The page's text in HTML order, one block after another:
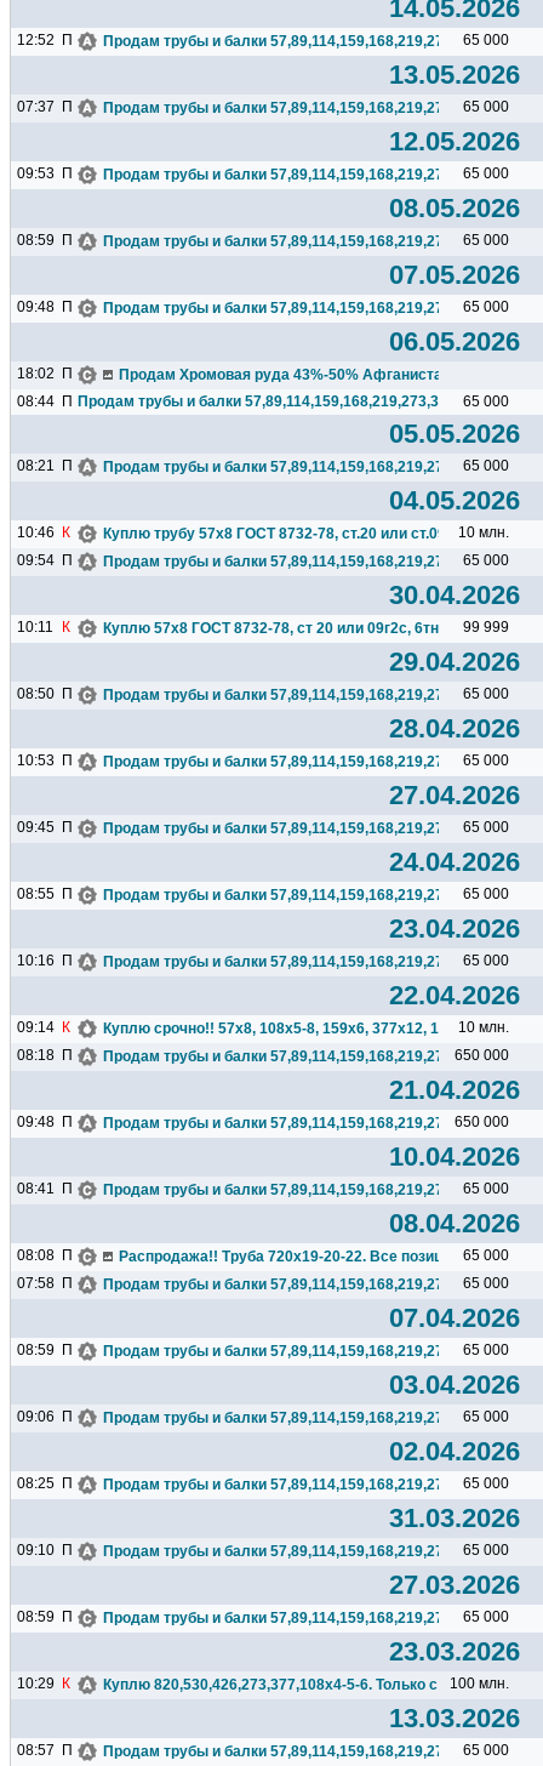
14.05.2026
12:52 П Продам трубы и балки 65 000
13.05.2026
07:37 П Продам трубы и балки 65 000
12.05.2026
09:53 П Продам трубы и балки 65 000
08.05.2026
08:59 П Продам трубы и балки 65 000
07.05.2026
09:48 П Продам трубы и балки 65 000
06.05.2026
18:02 П
Продам Хромовая руда 43%-50% Афганистан), 10 000 т/
08:44 П Продам трубы и балки 57,89,114,159,168,219,273,325,377,426...
65 000
05.05.2026
08:21 П Продам трубы и балки 65 000
04.05.2026
10:46 К Куплю трубу 57х8 ГОСТ 8732-78, ст.20 или ст.09г2с, 6тн...
10 млн.
09:54 П Продам трубы и балки 65 000
30.04.2026
10:11 К Куплю 57х8 ГОСТ 8732-78, ст 20 или 09г2с, 6тн. Поставка
99 999
29.04.2026
08:50 П Продам трубы и балки 65 000
28.04.2026
10:53 П Продам трубы и балки 65 000
27.04.2026
09:45 П Продам трубы и балки 65 000
24.04.2026
08:55 П Продам трубы и балки 65 000
23.04.2026
10:16 П Продам трубы и балки 65 000
22.04.2026
09:14 К Куплю срочно!! 57х8, 108х5-8, 159х6, 377х12, 1020х12 ...
10 млн.
08:18 П Продам трубы и балки 650 000
21.04.2026
09:48 П Продам трубы и балки 650 000
10.04.2026
08:41 П Продам трубы и балки 65 000
08.04.2026
08:08 П Распродажа!! Труба 720х19-20-22. Все позиции 65000 с
65 000
07:58 П Продам трубы и балки 65 000
07.04.2026
08:59 П Продам трубы и балки 65 000
03.04.2026
09:06 П Продам трубы и балки 65 000
02.04.2026
08:25 П Продам трубы и балки 65 000
31.03.2026
09:10 П Продам трубы и балки 65 000
27.03.2026
08:59 П Продам трубы и балки 65 000
23.03.2026
10:29 К Куплю 820,530,426,273,377,108х4-5-6. Только с НДС.100 млн.
13.03.2026
08:57 П Продам трубы и балки 65 000